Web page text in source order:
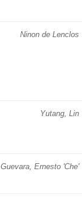
Ninon de Lenclos
Yutang, Lin
Guevara, Ernesto 'Che'